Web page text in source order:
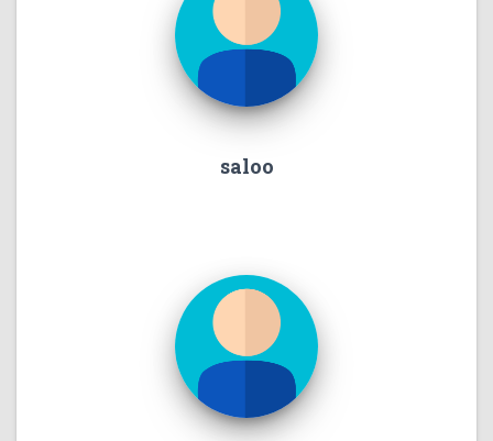
saloo